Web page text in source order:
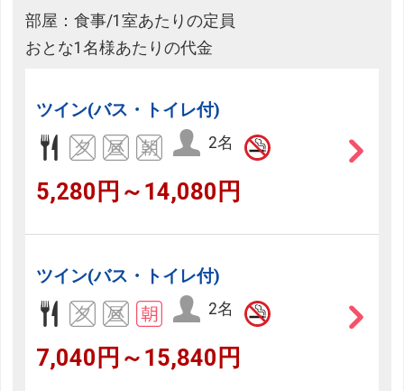
部屋：食事/1室あたりの定員
おとな1名様あたりの代金
ツイン(バス・トイレ付)
2名
5,280円～14,080円
ツイン(バス・トイレ付)
2名
7,040円～15,840円